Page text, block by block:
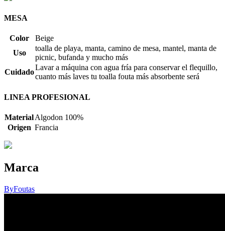
MESA
Color
Beige
Uso
toalla de playa, manta, camino de mesa, mantel, manta de
picnic, bufanda y mucho más
Cuidado
Lavar a máquina con agua fría para conservar el flequillo,
cuanto más laves tu toalla fouta más absorbente será
LINEA PROFESIONAL
MaterialAlgodon 100%
Origen Francia
Marca
ByFoutas